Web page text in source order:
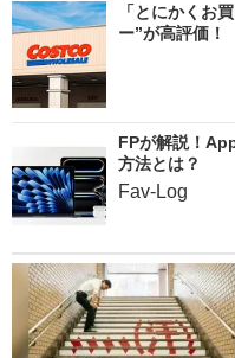
「とにかくお
ー”が高評価
FPが解説！
方法とは？
Fav-Log